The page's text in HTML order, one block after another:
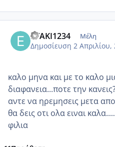
EYAKI1234 Μέλη
Δημοσίευση 2 Απριλίου,
καλο μηνα και με το καλο
διαφανεια...ποτε την
αντε να ηρεμησεις μετα
θα δεις οτι ολα ειναι καλα.....
φιλια